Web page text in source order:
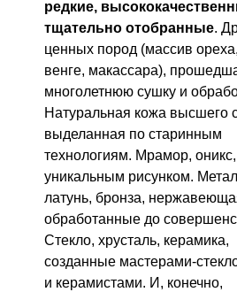
редкие,
тщательно отобранные.
ценных пород (массив
венге, макассара),
многолетнюю сушку и
Натуральная кожа высшего
выделанная по старинным
технологиям. Мрамор, оникс,
уникальным рисунком.
латунь, бронза,
обработанные до
Стекло, хрусталь, керамика,
созданные мастерами-
и керамистами. И, конечно,